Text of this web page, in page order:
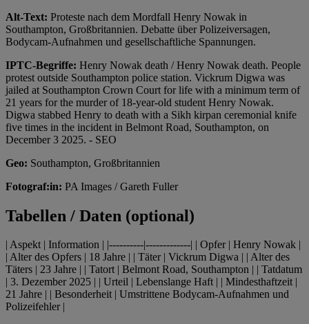
Alt-Text: Proteste nach dem Mordfall Henry Nowak in
Southampton, Großbritannien. Debatte über Polizeiversagen,
Bodycam-Aufnahmen und gesellschaftliche Spannungen.
IPTC-Begriffe: Henry Nowak death / Henry Nowak death. People
protest outside Southampton police station. Vickrum Digwa was
jailed at Southampton Crown Court for life with a minimum term of
21 years for the murder of 18-year-old student Henry Nowak.
Digwa stabbed Henry to death with a Sikh kirpan ceremonial knife
five times in the incident in Belmont Road, Southampton, on
December 3 2025. - SEO
Geo: Southampton, Großbritannien
Fotograf:in: PA Images / Gareth Fuller
Tabellen / Daten (optional)
| Aspekt | Information | |----------|-------------| | Opfer | Henry Nowak |
| Alter des Opfers | 18 Jahre | | Täter | Vickrum Digwa | | Alter des
Täters | 23 Jahre | | Tatort | Belmont Road, Southampton | | Tatdatum
| 3. Dezember 2025 | | Urteil | Lebenslange Haft | | Mindesthaftzeit |
21 Jahre | | Besonderheit | Umstrittene Bodycam-Aufnahmen und
Polizeifehler |